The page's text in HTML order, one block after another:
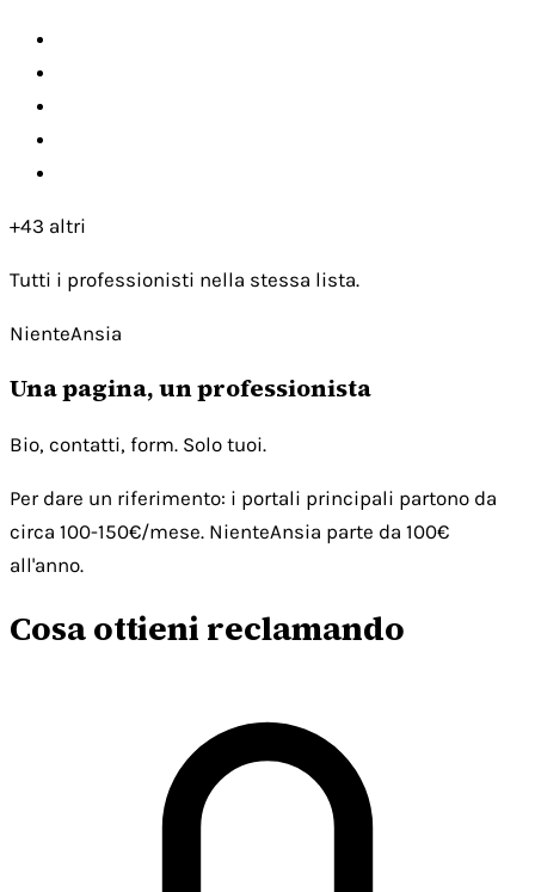
+43 altri
Tutti i professionisti nella stessa lista.
NienteAnsia
Una pagina, un professionista
Bio, contatti, form. Solo tuoi.
Per dare un riferimento: i portali principali partono da
circa 100-150€/mese. NienteAnsia parte da 100€
all'anno.
Cosa ottieni reclamando